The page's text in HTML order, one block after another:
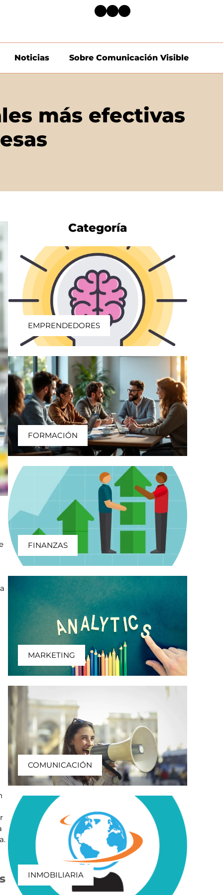
Noticias Sobre Comunicación Visible
más efectivas
Categoría
EMPRENDEDORES
FORMACIÓN
FINANZAS
MARKETING
COMUNICACIÓN
INMOBILIARIA